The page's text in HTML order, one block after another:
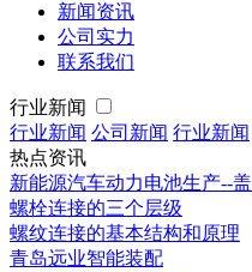
新闻资讯
公司实力
联系我们
行业新闻
行业新闻 公司新闻 行业新闻
热点资讯
新能源汽车动力电池生产--
螺栓连接的三个层级
螺纹连接的基本结构和原理
青岛远业智能装配